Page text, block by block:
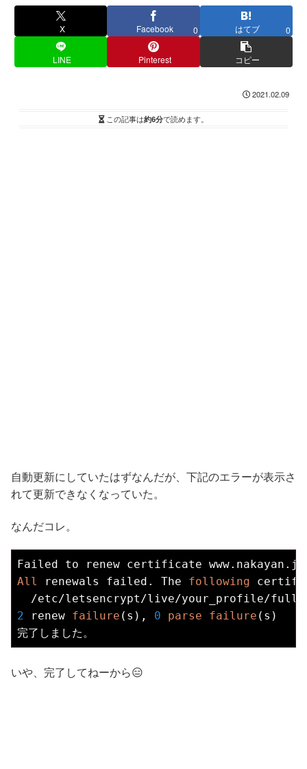
X Facebook 0 はてブ 0
LINE Pinterest コピー
2021.02.09
この記事は約6分で読めます。
自動更新にしていたはずなんだが、下記のエラーが表示さ
れて更新できなくなっていた。
なんだコレ。
Failed to renew certificate
All
renewals failed. The following
/etc/letsencrypt/live/your_profile/
2 renew failure (s), 0 parse failure (s)
完了しました。
いや、完了してねーから😑